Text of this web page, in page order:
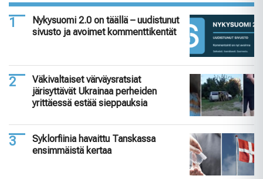
Nykysuomi 2.0 on täällä – uudistunut
sivusto ja avoimet kommenttikentät
Väkivaltaiset värväysratsiat
järisyttävät Ukrainaa perheiden
yrittäessä estää sieppauksia
Syklorfiinia havaittu Tanskassa
ensimmäistä kertaa